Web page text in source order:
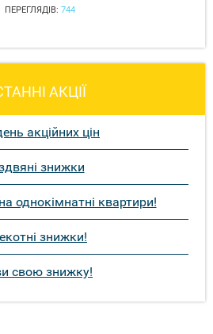
ПЕРЕГЛЯДІВ: 744
АКЦІЇ
акційних цін
знижки
однокімнатні квартири!
знижки!
свою знижку!